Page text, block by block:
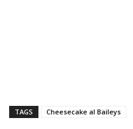
TAGS Cheesecake al Baileys